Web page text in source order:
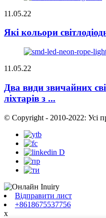
11.05.22
Які кольори
11.05.22
Два види звичайних
ліхтарів з ...
© Copyright - 2010-2022: Усі
Відправити лист
+8618675537756
x